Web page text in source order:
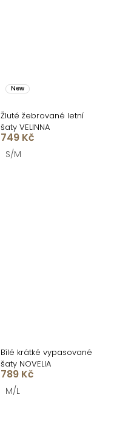
New
Žluté žebrované letní
šaty VELINNA
749 Kč
S/M
Bílé krátké vypasované
šaty NOVELIA
789 Kč
M/L